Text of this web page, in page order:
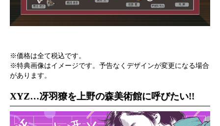
※価格は全て税込です。
※特典画像はイメージです。予告なくデザインが変更になる場合
があります。
XYZ…冴羽獠を上野の森美術館に呼びたい!!